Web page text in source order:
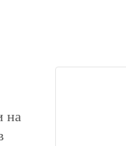
на